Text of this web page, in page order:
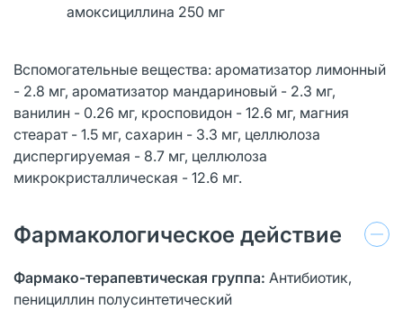
амоксициллина 250 мг
Вспомогательные вещества: ароматизатор лимонный
- 2.8 мг, ароматизатор мандариновый - 2.3 мг,
ванилин - 0.26 мг, кросповидон - 12.6 мг, магния
стеарат - 1.5 мг, сахарин - 3.3 мг, целлюлоза
диспергируемая - 8.7 мг, целлюлоза
микрокристаллическая - 12.6 мг.
Фармакологическое действие
Фармако-терапевтическая группа: Антибиотик,
пенициллин полусинтетический